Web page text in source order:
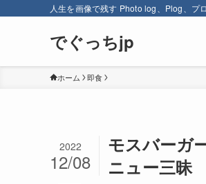
人生を画像で残す Photo log、Plog、プ
でぐっちjp
ホーム 即食
モスバーガ
ニュー三昧
2022
12/08